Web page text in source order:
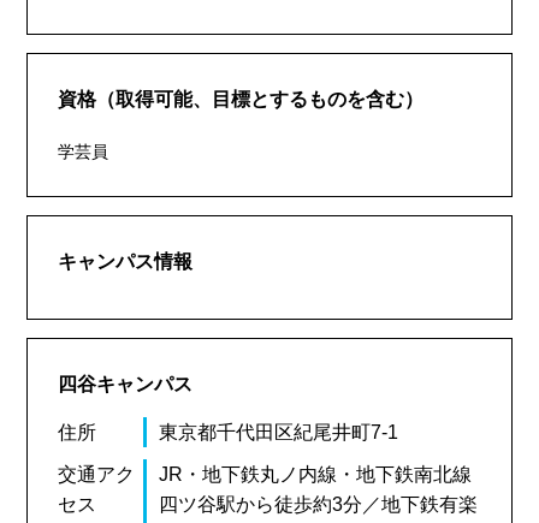
資格（取得可能、目標とするものを含む）
学芸員
キャンパス情報
四谷キャンパス
住所 東京都千代田区紀尾井町7-1
交通アク
セス
JR・地下鉄丸ノ内線・地下鉄南北線
四ツ谷駅から徒歩約3分／地下鉄有楽